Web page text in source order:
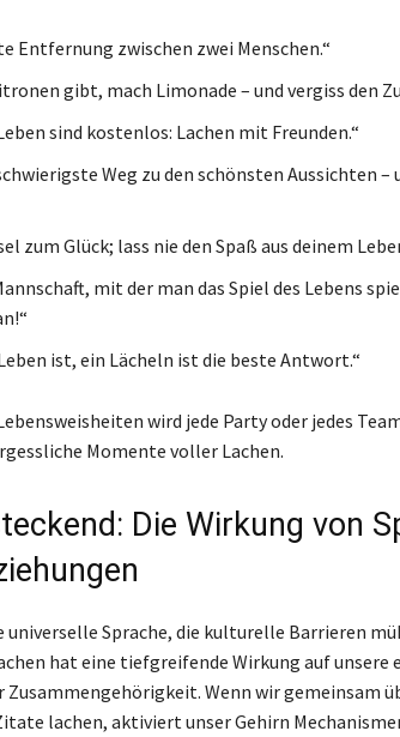
Entfernung zwischen zwei Menschen.“
gibt, mach Limonade – und vergiss den
sind kostenlos: Lachen mit Freunden.“
Weg zu den schönsten Aussichten –
zum Glück; lass nie den Spaß aus deinem
mit der man das Spiel des Lebens
Leben ist, ein Lächeln ist die beste Antwort.“
wird jede Party oder jedes
Momente voller Lachen.
Die Wirkung von
universelle Sprache, die kulturelle Barrieren
hat eine tiefgreifende Wirkung auf unsere
Zusammengehörigkeit. Wenn wir gemeinsam
lachen, aktiviert unser Gehirn